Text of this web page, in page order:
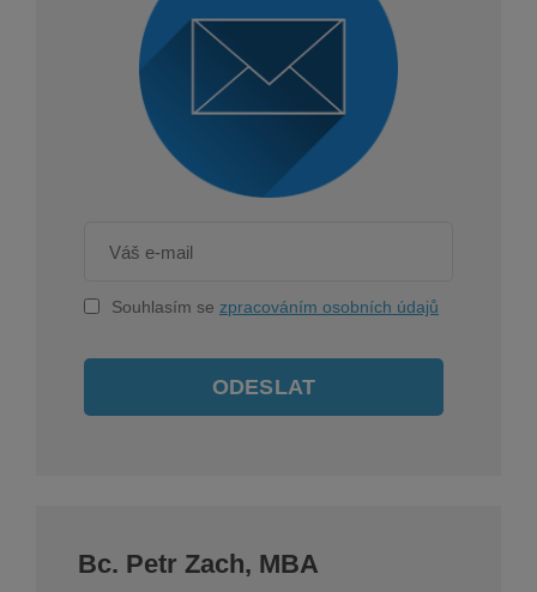
Souhlasím se zpracováním osobních údajů
ODESLAT
Bc. Petr Zach, MBA